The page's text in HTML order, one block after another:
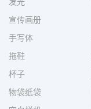
宣传画册
手写体
拖鞋
杯子
物袋纸袋